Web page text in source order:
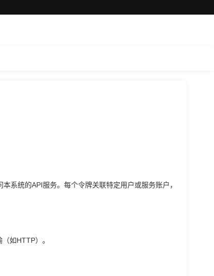
系统的API服务。每个令牌关联特定用户或服务账户，
如HTTP）。​